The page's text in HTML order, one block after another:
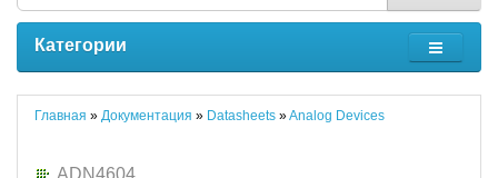
Категории
Главная » Документация » Datasheets »Analog Devices
ADN4604